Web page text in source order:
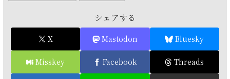
シェアする
X Mastodon Bluesky
Misskey Facebook Threads